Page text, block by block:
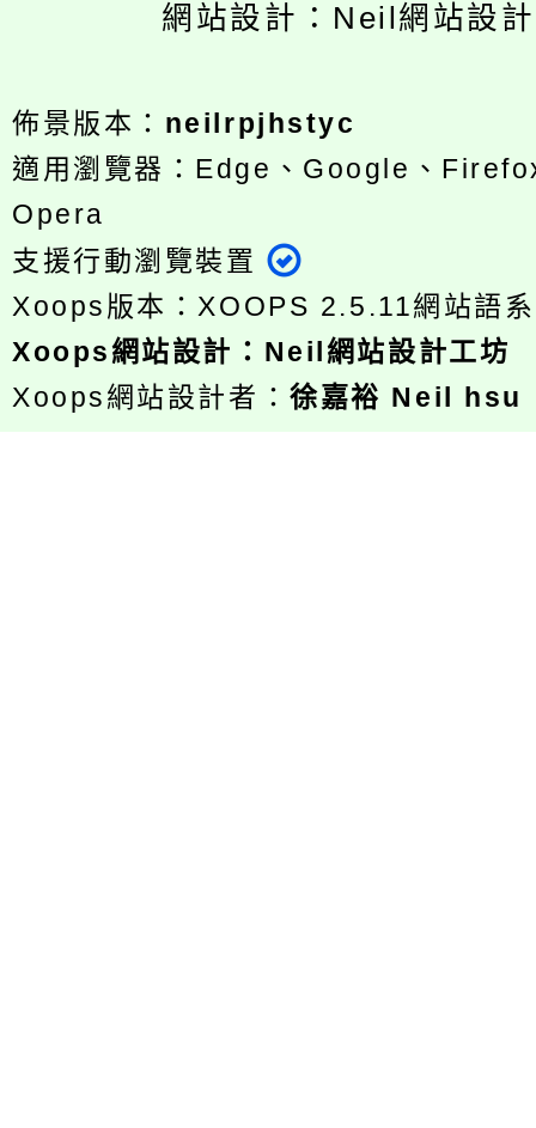
網站設計：Neil網站設
佈景版本： neilrpjhstyc
適用瀏覽器：Edge、Google、
Opera
支援行動瀏覽裝置
Xoops版本： XOOPS 2.5.11網站語
Xoops網站設計 ： Neil網站設計工坊
Xoops網站設計者：徐嘉裕 Neil hsu